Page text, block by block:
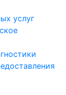
услуг